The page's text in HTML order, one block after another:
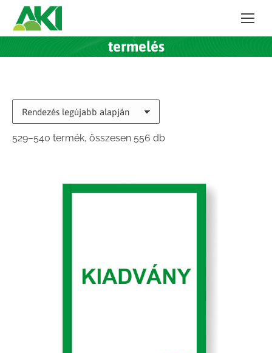
termelés
529–540 termék, összesen 556 dbSorted